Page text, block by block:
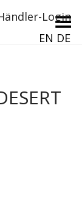
Login
EN DE
Menü umschalten